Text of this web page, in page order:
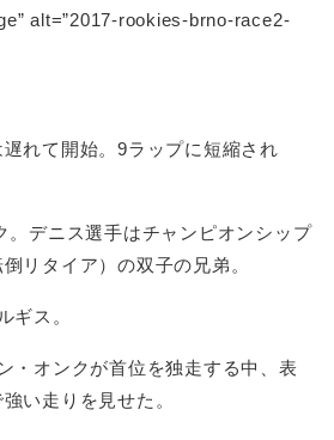
alt=”2017-rookies-brno-race2-
れて開始。9ラップに短縮され
デニス選手はチャンピオンシップ
リタイア）の双子の兄弟。
ス。
オンクが首位を独走する中、表
い走りを見せた。